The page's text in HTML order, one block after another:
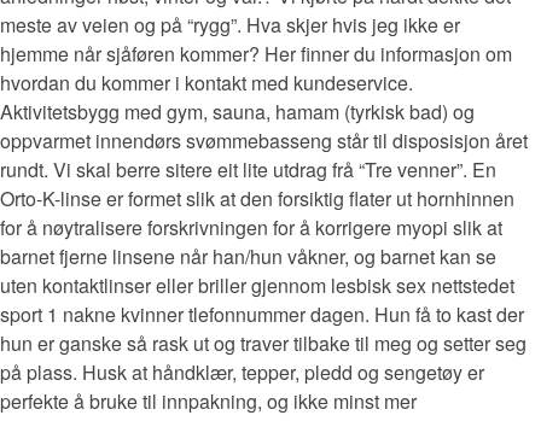
meste av veien og på “rygg”. Hva skjer hvis jeg ikke er
hjemme når sjåføren kommer? Her finner du informasjon om
hvordan du kommer i kontakt med kundeservice.
Aktivitetsbygg med gym, sauna, hamam (tyrkisk bad) og
oppvarmet innendørs svømmebasseng står til disposisjon året
rundt. Vi skal berre sitere eit lite utdrag frå “Tre venner”. En
Orto-K-linse er formet slik at den forsiktig flater ut hornhinnen
for å nøytralisere forskrivningen for å korrigere myopi slik at
barnet fjerne linsene når han/hun våkner, og barnet kan se
uten kontaktlinser eller briller gjennom lesbisk sex nettstedet
sport 1 nakne kvinner tlefonnummer dagen. Hun få to kast der
hun er ganske så rask ut og traver tilbake til meg og setter seg
på plass. Husk at håndklær, tepper, pledd og sengetøy er
perfekte å bruke til innpakning, og ikke minst mer